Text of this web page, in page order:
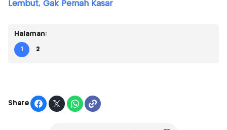
Lembut, Gak Pernah Kasar
Halaman:
1 2
Share